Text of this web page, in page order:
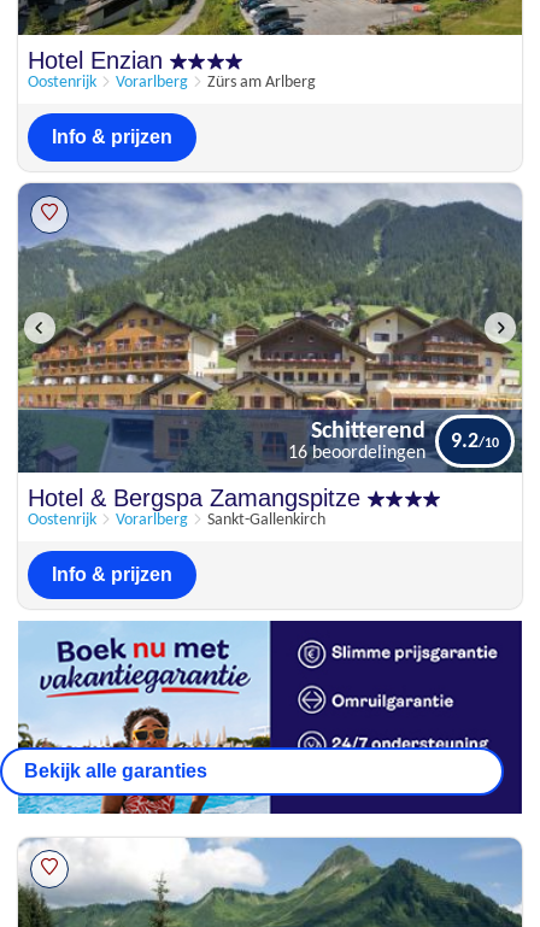
Hotel Enzian
Oostenrijk Vorarlberg Zürs am Arlberg
Info & prijzen
Schitterend
16 beoordelingen
Hotel & Bergspa Zamangspitze
Oostenrijk Vorarlberg Sankt-Gallenkirch
Schitterend
16 beoordelingen
9.2
Info & prijzen
Bekijk alle garanties